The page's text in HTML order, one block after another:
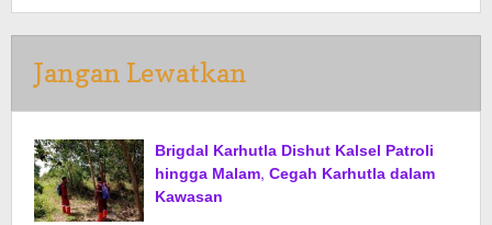
Jangan Lewatkan
Brigdal Karhutla Dishut Kalsel Patroli
hingga Malam, Cegah Karhutla dalam
Kawasan